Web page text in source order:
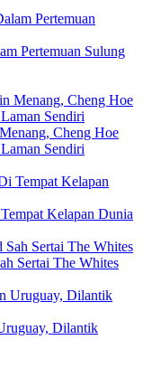
Pertemuan Sulung
Cheng Hoe
Sendiri
Kelapan Dunia
Sertai The Whites
Dilantik